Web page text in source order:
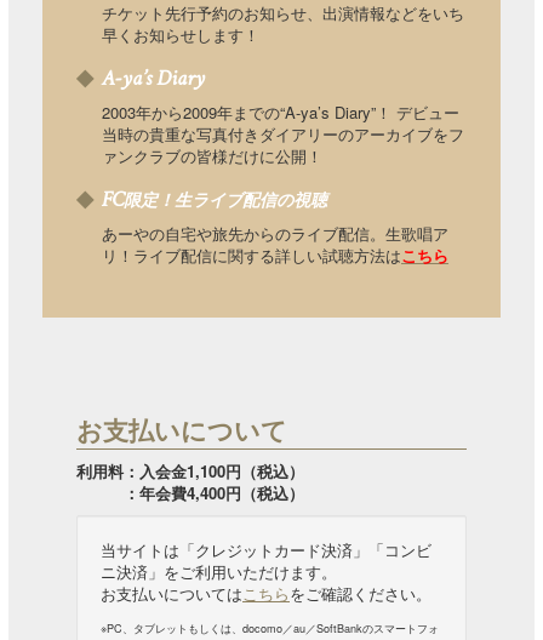
チケット先行予約のお知らせ、出演情報などをいち
早くお知らせします！
A-ya’s Diary
2003年から2009年までの“A-ya’s Diary”！ デビュー
当時の貴重な写真付きダイアリーのアーカイブをフ
ァンクラブの皆様だけに公開！
FC限定！生ライブ配信の視聴
あーやの自宅や旅先からのライブ配信。生歌唱ア
リ！ライブ配信に関する詳しい試聴方法はこちら
お支払いについて
利用料：入会金1,100円（税込）
：年会費4,400円（税込）
当サイトは「クレジットカード決済」「コンビ
ニ決済」をご利用いただけます。
お支払いについては こちらをご確認ください。
※PC、タブレットもしくは、docomo／au／SoftBankのスマートフォ